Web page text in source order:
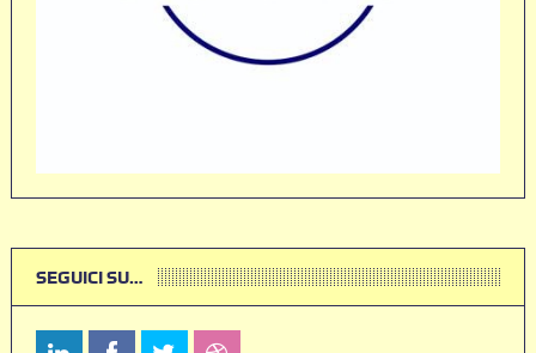
SEGUICI SU…